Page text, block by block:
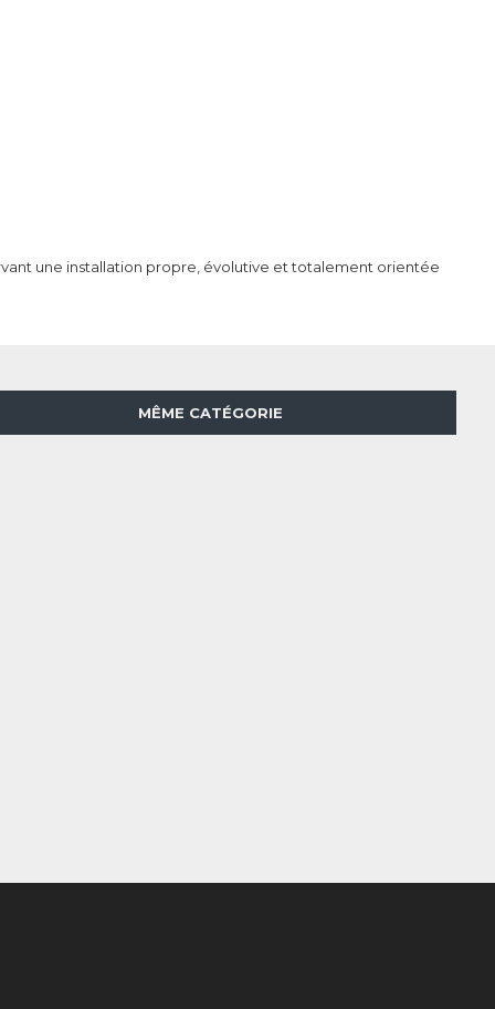
une installation propre, évolutive et totalement orientée
MÊME CATÉGORIE